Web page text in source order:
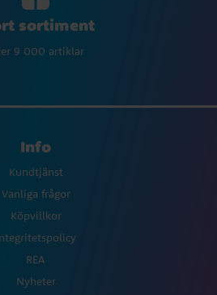
sortiment
9 000 artiklar
Info
Kundtjänst
Vanliga frågor
Köpvillkor
REA
Nyheter